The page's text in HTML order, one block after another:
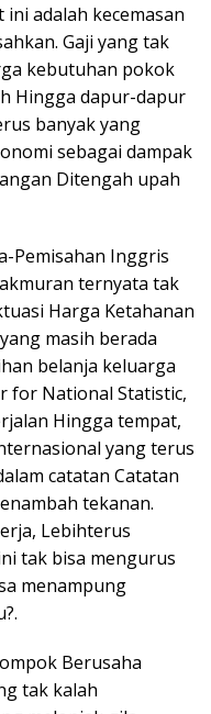
adalah kecemasan
Gaji yang tak
kebutuhan pokok
Hingga dapur-dapur
banyak yang
sebagai dampak
Ditengah upah
Pemisahan Inggris
ternyata tak
Harga Ketahanan
masih berada
belanja keluarga
for National Statistic,
Hingga tempat,
yang terus
catatan Catatan
tekanan.
Lebihterus
tak bisa mengurus
menampung
Berusaha
tak kalah